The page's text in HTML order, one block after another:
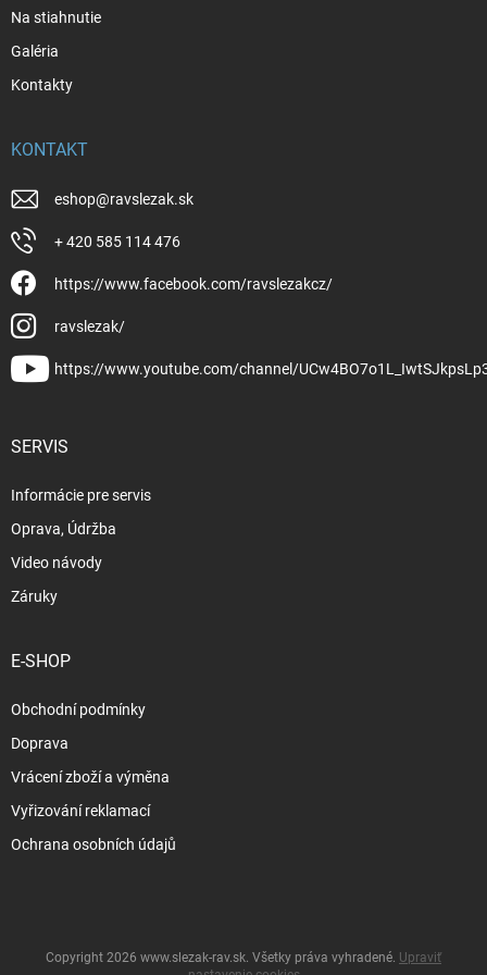
Na stiahnutie
Galéria
Kontakty
KONTAKT
eshop@ravslezak.sk
+ 420 585 114 476
https://www.facebook.com/ravslezakcz/
ravslezak/
https://www.youtube.com/channel/
SERVIS
Informácie pre servis
Oprava, Údržba
Video návody
Záruky
E-SHOP
Obchodní podmínky
Doprava
Vrácení zboží a výměna
Vyřizování reklamací
Ochrana osobních údajů
Copyright 2026 www.slezak-rav.sk. Všetky práva vyhradené. Upraviť